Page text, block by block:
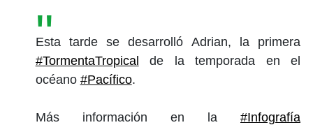
Esta tarde se desarrolló Adrian, la primera
#TormentaTropical de la temporada en el
océano #Pacífico.
Más información en la #Infografía